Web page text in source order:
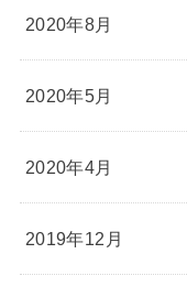
2020年8月
2020年5月
2020年4月
2019年12月